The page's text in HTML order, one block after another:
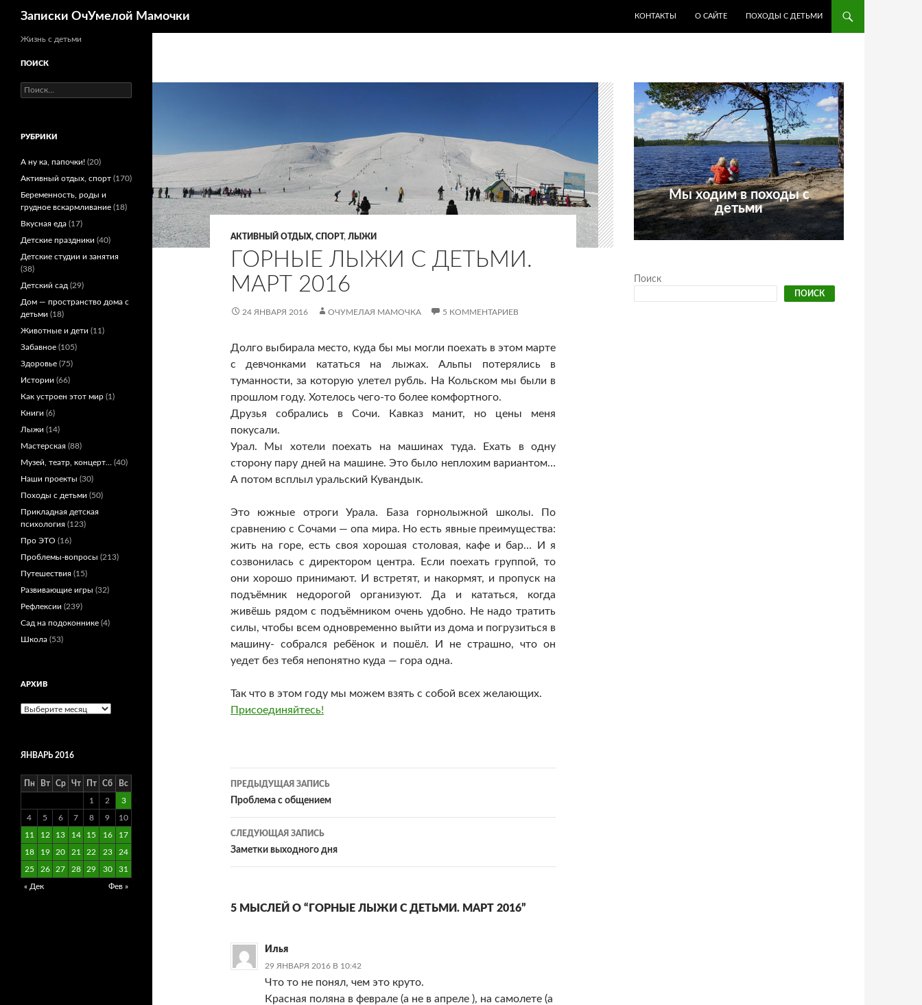
Перейти
Записки ОчУмелой Мамочки КОНТАКТЫ О САЙТЕ ПОХОДЫ С ДЕТЬМИ
АКТИВНЫЙ ОТДЫХ, СПОРТ, ЛЫЖИ
ГОРНЫЕ ЛЫЖИ С ДЕТЬМИ.
МАРТ 2016
24 ЯНВАРЯ 2016 ОЧУМЕЛАЯ МАМОЧКА 5 КОММЕНТАРИЕВ
Долго выбирала место, куда бы мы могли поехать в этом марте
с девчонками кататься на лыжах. Альпы потерялись в
туманности, за которую улетел рубль. На Кольском мы были в
прошлом году. Хотелось чего-то более комфортного.
Друзья собрались в Сочи. Кавказ манит, но цены меня
покусали.
Урал. Мы хотели поехать на машинах туда. Ехать в одну
сторону пару дней на машине. Это было неплохим вариантом…
А потом всплыл уральский Кувандык.
Это южные отроги Урала. База горнолыжной школы. По
сравнению с Сочами — опа мира. Но есть явные преимущества:
жить на горе, есть своя хорошая столовая, кафе и бар… И я
созвонилась с директором центра. Если поехать группой, то
они хорошо принимают. И встретят, и накормят, и пропуск на
подъёмник недорогой организуют. Да и кататься, когда
живёшь рядом с подъёмником очень удобно. Не надо тратить
силы, чтобы всем одновременно выйти из дома и погрузиться в
машину- собрался ребёнок и пошёл. И не страшно, что он
уедет без тебя непонятно куда — гора одна.
Так что в этом году мы можем взять с собой всех желающих.
Присоединяйтесь!
Навигация
по
записям
ПРЕДЫДУЩАЯ ЗАПИСЬ
Проблема с общением
СЛЕДУЮЩАЯ ЗАПИСЬ
Заметки выходного дня
5 МЫСЛЕЙ О “ГОРНЫЕ ЛЫЖИ С ДЕТЬМИ. МАРТ 2016”
Илья
29 ЯНВАРЯ 2016 В 10:42
Что то не понял, чем это круто.
Красная поляна в феврале (а не в апреле ), на самолете (а
Мы ходим в походы с
детьми
Поиск
ПОИСК
Жизнь с детьми
ПОИСК
Найти:
РУБРИКИ
А ну ка, папочки! (20)
Активный отдых, спорт (170)
Беременность, роды и
грудное вскармливание (18)
Вкусная еда (17)
Детские праздники (40)
Детские студии и занятия
(38)
Детский сад (29)
Дом — пространство дома с
детьми (18)
Животные и дети (11)
Забавное (105)
Здоровье (75)
Истории (66)
Как устроен этот мир (1)
Книги (6)
Лыжи (14)
Мастерская (88)
Музей, театр, концерт… (40)
Наши проекты (30)
Походы с детьми (50)
Прикладная детская
психология (123)
Про ЭТО (16)
Проблемы-вопросы (213)
Путешествия (15)
Развивающие игры (32)
Рефлексии (239)
Сад на подоконнике (4)
Школа (53)
АРХИВ
Архив
ЯНВАРЬ 2016
Пн Вт Ср Чт Пт Сб Вс
1 2 3
4 5 6 7 8 9 10
11 12 13 14 15 16 17
18 19 20 21 22 23 24
25 26 27 28 29 30 31
« Дек Фев »